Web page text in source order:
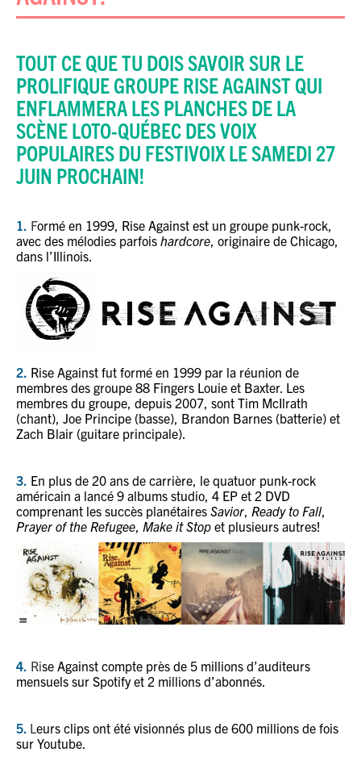
TOUT CE QUE TU DOIS SAVOIR SUR LE
PROLIFIQUE GROUPE RISE AGAINST QUI
ENFLAMMERA LES PLANCHES DE LA
SCÈNE LOTO-QUÉBEC DES VOIX
POPULAIRES DU FESTIVOIX LE SAMEDI 27
JUIN PROCHAIN!
1. Formé en 1999, Rise Against est un groupe punk-rock,
avec des mélodies parfois hardcore, originaire de Chicago,
dans l’Illinois.
2. Rise Against fut formé en 1999 par la réunion de
membres des groupe 88 Fingers Louie et Baxter. Les
membres du groupe, depuis 2007, sont Tim McIlrath
(chant), Joe Principe (basse), Brandon Barnes (batterie) et
Zach Blair (guitare principale).
3. En plus de 20 ans de carrière, le quatuor punk-rock
américain a lancé 9 albums studio, 4 EP et 2 DVD
comprenant les succès planétaires Savior, Ready to Fall,
Prayer of the Refugee, Make it Stop et plusieurs autres!
4. Rise Against compte près de 5 millions d’auditeurs
mensuels sur Spotify et 2 millions d’abonnés.
5. Leurs clips ont été visionnés plus de 600 millions de fois
sur Youtube.